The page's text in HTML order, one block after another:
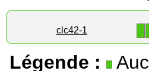
clc42-1
Légende :